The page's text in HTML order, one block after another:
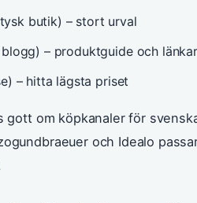
butik) – stort urval
blogg) – produktguide och länkar
– hitta lägsta priset
gott om köpkanaler för
och Idealo